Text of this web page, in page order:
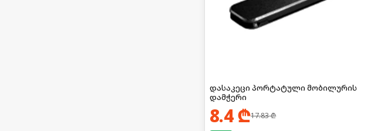
დასაკეცი პორტატული მობილურის
დამჭერი
8.4₾17.83₾